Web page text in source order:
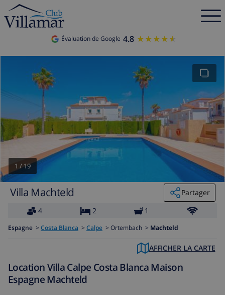
Évaluation de Google 4.8 ★★★★★
★★★★★
1 /19
Villa Machteld
Partager
4
2 1
Espagne > Costa Blanca > Calpe > Ortembach > Machteld
AFFICHER LA CARTE
Location Villa Calpe Costa Blanca Maison
Espagne Machteld